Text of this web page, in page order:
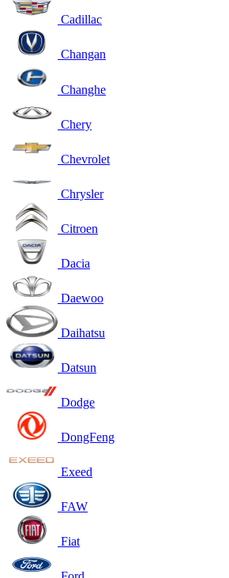
Cadillac
Changan
Changhe
Chery
Chevrolet
Chrysler
Citroen
Dacia
Daewoo
Daihatsu
Datsun
Dodge
DongFeng
Exeed
FAW
Fiat